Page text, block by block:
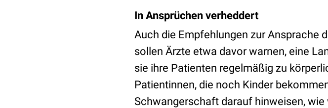
In Ansprüchen verheddert
Auch die Empfehlungen zur Ansprache
sollen Ärzte etwa davor warnen, eine
sie ihre Patienten regelmäßig zu
Patientinnen, die noch Kinder
Schwangerschaft darauf hinweisen,